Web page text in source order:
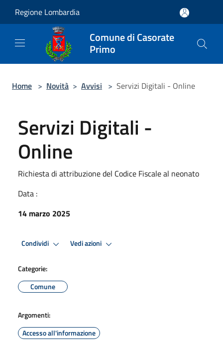
Regione Lombardia
Comune di Casorate
Primo
Home > Novità > Avvisi > Servizi Digitali - Online
Servizi Digitali -
Online
Richiesta di attribuzione del Codice Fiscale al neonato
Data :
14 marzo 2025
Condividi Vedi azioni
Categorie:
Comune
Argomenti:
Accesso all'informazione